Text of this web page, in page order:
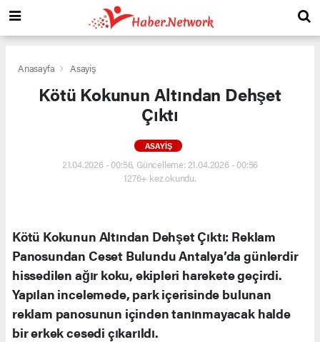
Anasayfa Asayiş
Kötü Kokunun Altından Dehşet
Çıktı
ASAYIŞ
21.04.2026 - 00:56, Güncelleme: 21.04.2026 - 00:56
1276+ kez okundu.
Kötü Kokunun Altından Dehşet Çıktı: Reklam
Panosundan Ceset Bulundu Antalya’da günlerdir
hissedilen ağır koku, ekipleri harekete geçirdi.
Yapılan incelemede, park içerisinde bulunan
reklam panosunun içinden tanınmayacak halde
bir erkek cesedi çıkarıldı.